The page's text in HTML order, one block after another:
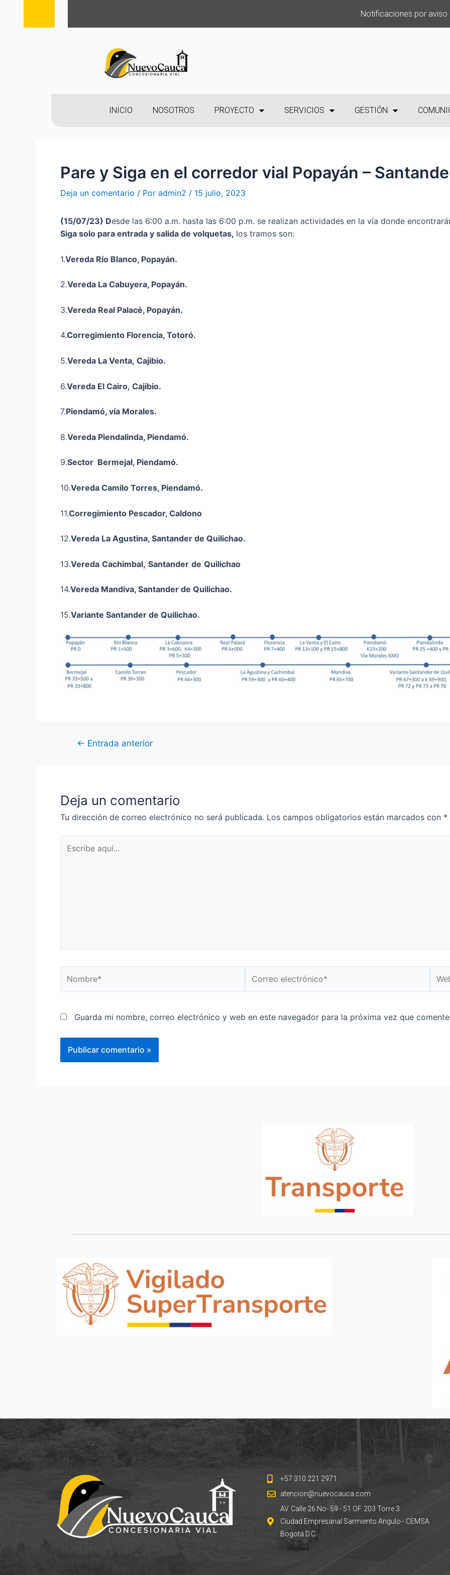
Notificaciones por aviso
INICIO NOSOTROS PROYECTO SERVICIOS GESTIÓN
Pare y Siga en el corredor vial Popayán –
Deja un comentario / Por admin2 / 15 julio, 2023
(15/07/23) Desde las 6:00 a.m. hasta las 6:00 p.m. se realizan actividades en la vía donde
Siga solo para entrada y salida de volquetas, los tramos son:
1.Vereda Río Blanco, Popayán.
2.Vereda La Cabuyera, Popayán.
3.Vereda Real Palacé, Popayán.
4.Corregimiento Florencia, Totoró.
5.Vereda La Venta, Cajibio.
6.Vereda El Cairo, Cajibio.
7.Piendamó, vía Morales.
8.Vereda Piendalinda, Piendamó.
9.Sector Bermejal, Piendamó.
10.Vereda Camilo Torres, Piendamó.
11.Corregimiento Pescador, Caldono
12.Vereda La Agustina, Santander de Quilichao.
13.Vereda Cachimbal, Santander de Quilichao
14.Vereda Mandiva, Santander de Quilichao.
15.Variante Santander de Quilichao.
← Entrada anterior
Deja un comentario
Tu dirección de correo electrónico no será publicada. Los campos obligatorios están marcados con *
Guarda mi nombre, correo electrónico y web en este navegador para la próxima vez que
+57 310 221 2971
atencion@nuevocauca.com
AV. Calle 26 No- 59 - 51 OF. 203 Torre 3
Ciudad Empresarial Sarmiento Angulo - CEMSA
Bogotá D.C.